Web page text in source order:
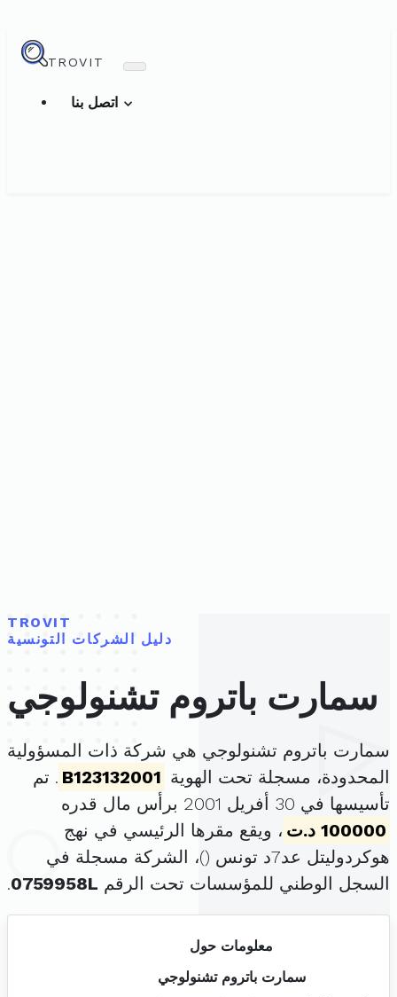
TROVIT
TROVIT
دليل الشركات التونسية
سمارت باتروم تشنولوجي
سمارت باتروم تشنولوجي هي شركة ذات المسؤولية
المحدودة، مسجلة تحت الهوية B123132001 . تم
تأسيسها في 30 أفريل 2001 برأس مال قدره
100000 د.ت
، ويقع مقرها الرئيسي في نهج
هوكردوليتل عد7د تونس (
)، الشركة مسجلة في
السجل الوطني للمؤسسات تحت الرقم 0759958L
.
معلومات حول
سمارت باتروم تشنولوجي